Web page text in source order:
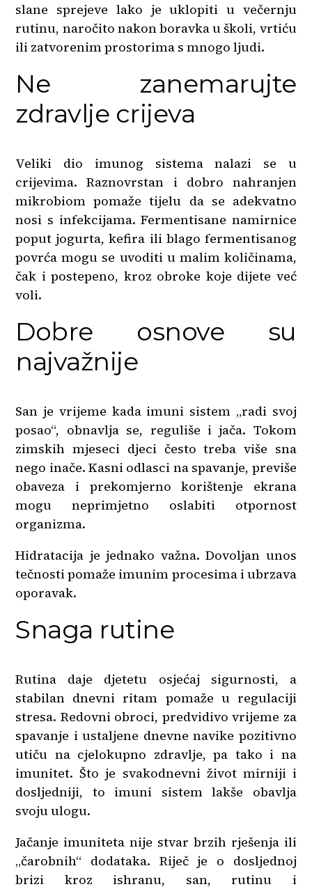
slane sprejeve lako je uklopiti u večernju
rutinu, naročito nakon boravka u školi, vrtiću
ili zatvorenim prostorima s mnogo ljudi.
Ne zanemarujte
zdravlje crijeva
Veliki dio imunog sistema nalazi se u
crijevima. Raznovrstan i dobro nahranjen
mikrobiom pomaže tijelu da se adekvatno
nosi s infekcijama. Fermentisane namirnice
poput jogurta, kefira ili blago fermentisanog
povrća mogu se uvoditi u malim količinama,
čak i postepeno, kroz obroke koje dijete već
voli.
Dobre osnove su
najvažnije
San je vrijeme kada imuni sistem „radi svoj
posao“, obnavlja se, reguliše i jača. Tokom
zimskih mjeseci djeci često treba više sna
nego inače. Kasni odlasci na spavanje, previše
obaveza i prekomjerno korištenje ekrana
mogu neprimjetno oslabiti otpornost
organizma.
Hidratacija je jednako važna. Dovoljan unos
tečnosti pomaže imunim procesima i ubrzava
oporavak.
Snaga rutine
Rutina daje djetetu osjećaj sigurnosti, a
stabilan dnevni ritam pomaže u regulaciji
stresa. Redovni obroci, predvidivo vrijeme za
spavanje i ustaljene dnevne navike pozitivno
utiču na cjelokupno zdravlje, pa tako i na
imunitet. Što je svakodnevni život mirniji i
dosljedniji, to imuni sistem lakše obavlja
svoju ulogu.
Jačanje imuniteta nije stvar brzih rješenja ili
„čarobnih“ dodataka. Riječ je o dosljednoj
brizi kroz ishranu, san, rutinu i